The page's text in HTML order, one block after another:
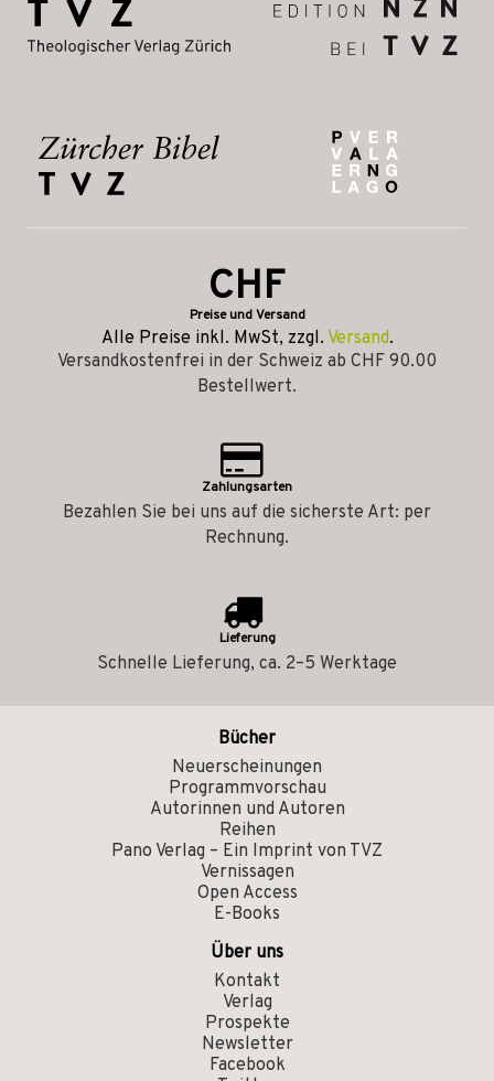
CHF
Preise und Versand
Alle Preise inkl. MwSt, zzgl. Versand.
Versandkostenfrei in der Schweiz ab CHF 90.00
Bestellwert.
Zahlungsarten
Bezahlen Sie bei uns auf die sicherste Art: per
Rechnung.
Lieferung
Schnelle Lieferung, ca. 2–5 Werktage
Bücher
Neuerscheinungen
Programmvorschau
Autorinnen und Autoren
Reihen
Pano Verlag – Ein Imprint von TVZ
Vernissagen
Open Access
E-Books
Über uns
Kontakt
Verlag
Prospekte
Newsletter
Facebook